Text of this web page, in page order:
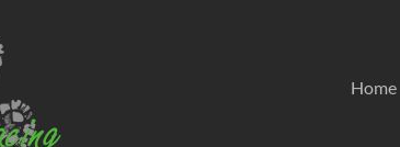
Home